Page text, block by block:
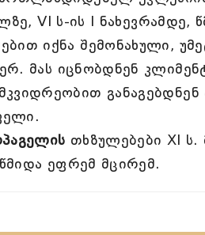
VI ს-ის I
იქნა შემონახული,
მას იცნობდნენ
თხზულებები XI
ეფრემ მცირემ.